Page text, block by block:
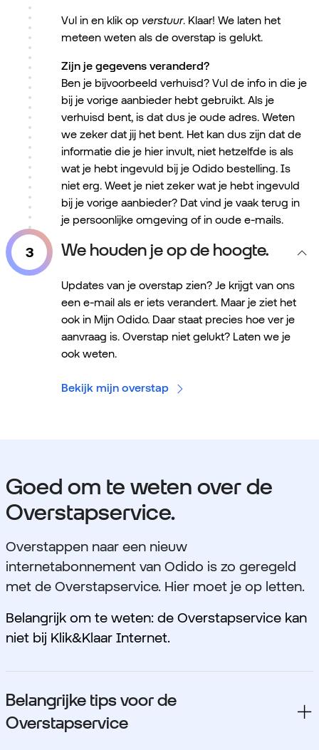
Vul in en klik op verstuur. Klaar! We laten het
meteen weten als de overstap is gelukt.
Zijn je gegevens veranderd?
Ben je bijvoorbeeld verhuisd? Vul de info in die je
bij je vorige aanbieder hebt gebruikt. Als je
verhuisd bent, is dat dus je oude adres. Weten
we zeker dat jij het bent. Het kan dus zijn dat de
informatie die je hier invult, niet hetzelfde is als
wat je hebt ingevuld bij je Odido bestelling. Is
niet erg. Weet je niet zeker wat je hebt ingevuld
bij je vorige aanbieder? Dat vind je vaak terug in
je persoonlijke omgeving of in oude e-mails.
We houden je op de hoogte.
Updates van je overstap zien? Je krijgt van ons
een e-mail als er iets verandert. Maar je ziet het
ook in Mijn Odido. Daar staat precies hoe ver je
aanvraag is. Overstap niet gelukt? Laten we je
ook weten.
Bekijk mijn overstap
Goed om te weten over de
Overstapservice.
Overstappen naar een nieuw
internetabonnement van Odido is zo geregeld
met de Overstapservice. Hier moet je op letten.
Belangrijk om te weten: de Overstapservice kan
niet bij Klik&Klaar Internet.
Belangrijke tips voor de
Overstapservice